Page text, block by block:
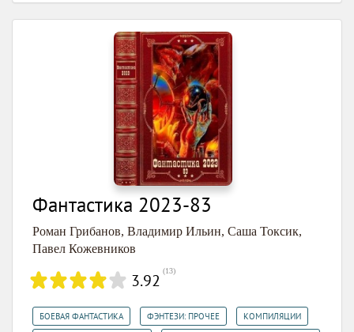
Фантастика 2023-83
Роман Грибанов, Владимир Ильин, Саша Токсик,
Павел Кожевников
3.92 (13)
БОЕВАЯ ФАНТАСТИКА ФЭНТЕЗИ: ПРОЧЕЕ КОМПИЛЯЦИИ